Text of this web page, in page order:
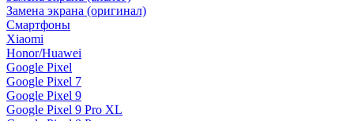
Замена экрана (оригинал)
Смартфоны
Xiaomi
Honor/Huawei
Google Pixel
Google Pixel 7
Google Pixel 9
Google Pixel 9 Pro XL